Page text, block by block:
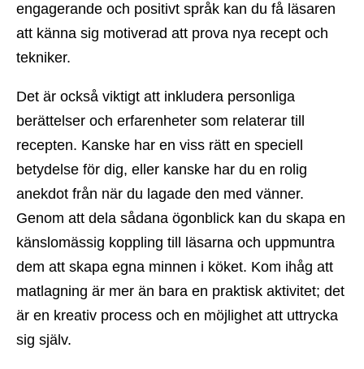
engagerande och positivt språk kan du få läsaren
att känna sig motiverad att prova nya recept och
tekniker.
Det är också viktigt att inkludera personliga
berättelser och erfarenheter som relaterar till
recepten. Kanske har en viss rätt en speciell
betydelse för dig, eller kanske har du en rolig
anekdot från när du lagade den med vänner.
Genom att dela sådana ögonblick kan du skapa en
känslomässig koppling till läsarna och uppmuntra
dem att skapa egna minnen i köket. Kom ihåg att
matlagning är mer än bara en praktisk aktivitet; det
är en kreativ process och en möjlighet att uttrycka
sig själv.